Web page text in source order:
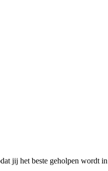
jij het beste geholpen wordt